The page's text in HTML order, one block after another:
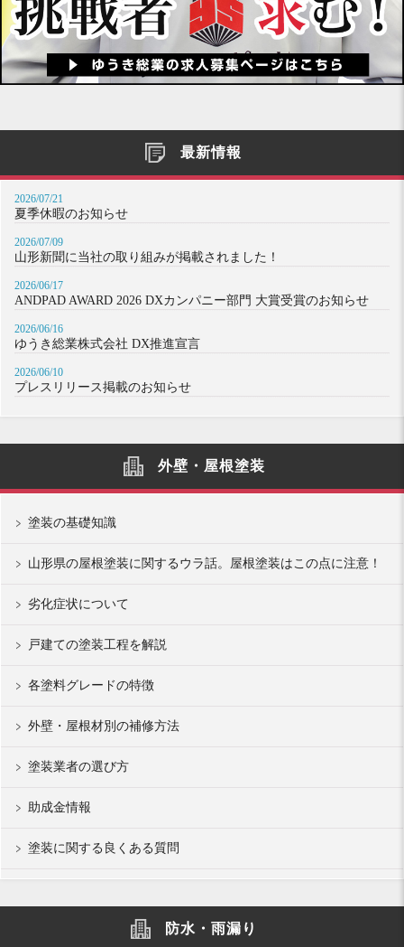
最新情報
2026/07/21
夏季休暇のお知らせ
2026/07/09
山形新聞に当社の取り組みが掲載されました！
2026/06/17
ANDPAD AWARD 2026 DXカンパニー部門 大賞受賞のお知らせ
2026/06/16
ゆうき総業株式会社 DX推進宣言
2026/06/10
プレスリリース掲載のお知らせ
外壁・屋根塗装
塗装の基礎知識
山形県の屋根塗装に関するウラ話。屋根塗装はこの点に注意！
劣化症状について
戸建ての塗装工程を解説
各塗料グレードの特徴
外壁・屋根材別の補修方法
塗装業者の選び方
助成金情報
塗装に関する良くある質問
防水・雨漏り